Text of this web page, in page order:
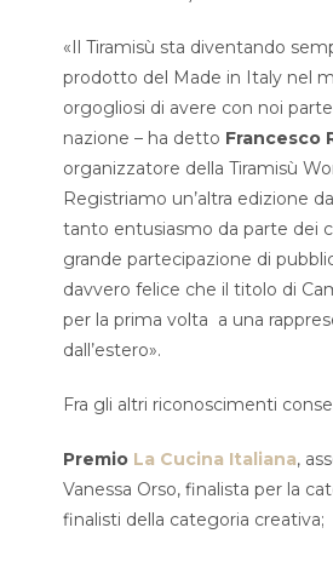
«Il Tiramisù sta diventando
prodotto del Made in Italy nel
orgogliosi di avere con noi
nazione – ha detto Francesco
organizzatore della Tiramisù
Registriamo un’altra edizione
tanto entusiasmo da parte dei
grande partecipazione di
davvero felice che il titolo di
per la prima volta a una
dall’estero».
Fra gli altri riconoscimenti
Premio La Cucina Italiana,
Vanessa Orso, finalista per la
finalisti della categoria creativa;